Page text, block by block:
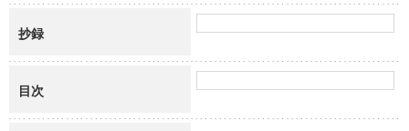
抄録
目次